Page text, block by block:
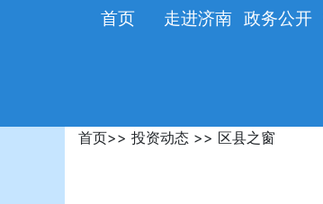
首页 走进济南 政务公开
首页>> 投资动态 >> 区县之窗